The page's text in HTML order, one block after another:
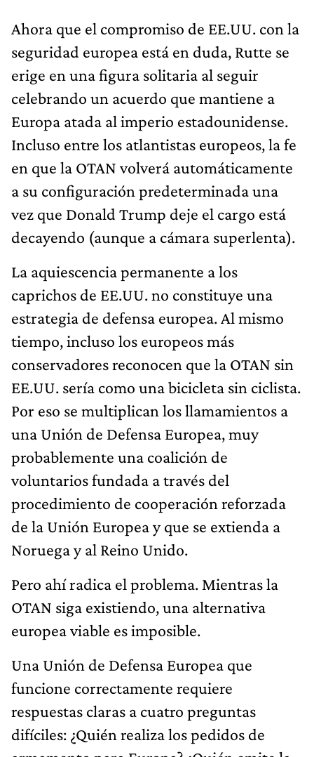
Ahora que el compromiso de EE.UU. con la
seguridad europea está en duda, Rutte se
erige en una figura solitaria al seguir
celebrando un acuerdo que mantiene a
Europa atada al imperio estadounidense.
Incluso entre los atlantistas europeos, la fe
en que la OTAN volverá automáticamente
a su configuración predeterminada una
vez que Donald Trump deje el cargo está
decayendo (aunque a cámara superlenta).
La aquiescencia permanente a los
caprichos de EE.UU. no constituye una
estrategia de defensa europea. Al mismo
tiempo, incluso los europeos más
conservadores reconocen que la OTAN sin
EE.UU. sería como una bicicleta sin ciclista.
Por eso se multiplican los llamamientos a
una Unión de Defensa Europea, muy
probablemente una coalición de
voluntarios fundada a través del
procedimiento de cooperación reforzada
de la Unión Europea y que se extienda a
Noruega y al Reino Unido.
Pero ahí radica el problema. Mientras la
OTAN siga existiendo, una alternativa
europea viable es imposible.
Una Unión de Defensa Europea que
funcione correctamente requiere
respuestas claras a cuatro preguntas
difíciles: ¿Quién realiza los pedidos de